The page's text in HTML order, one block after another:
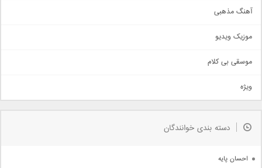
حماسی
سنتی
اهنگ بندرعباسی
دمو
مذهبی
جدیدترین ها
آهنگ مذهبی
موزیک ویدیو
موسقی بی کلام
ویژه
دسته بندی خوانندگان
احسان پایه